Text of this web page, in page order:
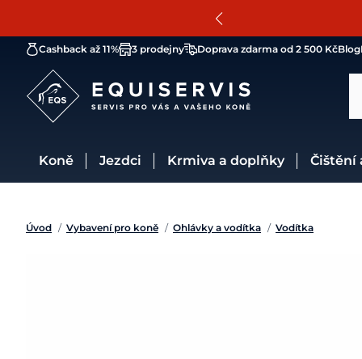
Cashback až 11% 3 prodejny Doprava zdarma od 2 500 KčBlog
Koně Jezdci Krmiva a doplňky
Úvod / Vybavení pro koně / Ohlávky a vodítka / Vodítka